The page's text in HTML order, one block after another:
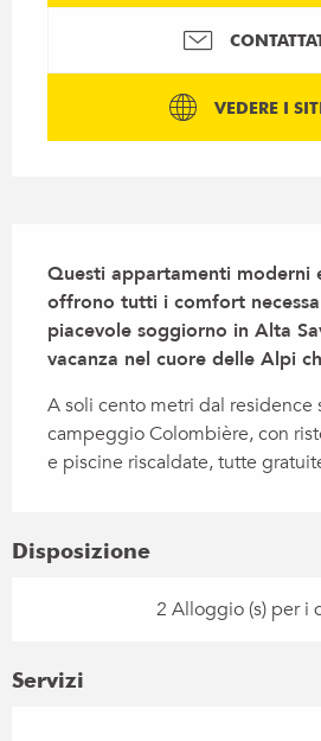
VEDERE I
Questi appartamenti moderni
offrono tutti i comfort
piacevole soggiorno in Alta
vacanza nel cuore delle Alpi
A soli cento metri dal residence
campeggio Colombière, con
e piscine riscaldate, tutte
Disposizione
2 Alloggio (s) per i
Servizi